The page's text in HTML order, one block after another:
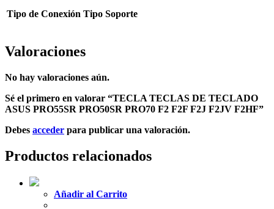
Tipo de Conexión Tipo Soporte
Valoraciones
No hay valoraciones aún.
Sé el primero en valorar “TECLA TECLAS DE TECLADO
ASUS PRO55SR PRO50SR PRO70 F2 F2F F2J F2JV F2HF”
Debes acceder para publicar una valoración.
Productos relacionados
Añadir al Carrito